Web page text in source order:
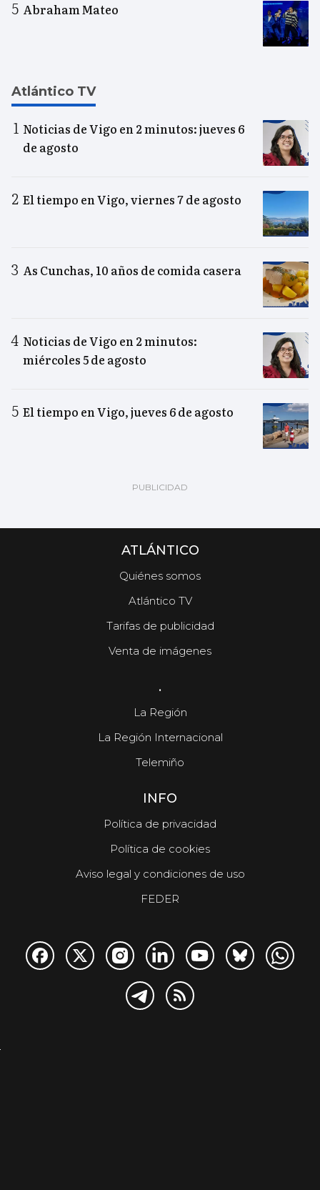
Abraham Mateo
Atlántico TV
Noticias de Vigo en 2 minutos: jueves 6
de agosto
El tiempo en Vigo, viernes 7 de agosto
As Cunchas, 10 años de comida casera
Noticias de Vigo en 2 minutos:
miércoles 5 de agosto
El tiempo en Vigo, jueves 6 de agosto
ATLÁNTICO
Quiénes somos
Atlántico TV
Tarifas de publicidad
Venta de imágenes
.
La Región
La Región Internacional
Telemiño
INFO
Política de privacidad
Política de cookies
Aviso legal y condiciones de uso
FEDER